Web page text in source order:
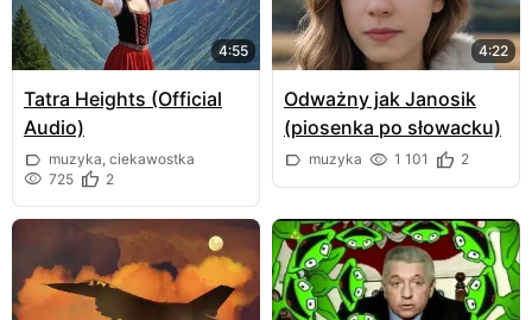
4:55
Tatra Heights (Official
Audio)
muzyka, ciekawostka
725
2
4:22
Odważny jak Janosik
(piosenka po słowacku)
muzyka 1 101 2